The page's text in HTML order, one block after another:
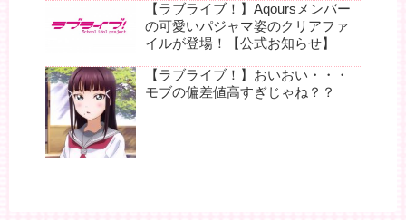
【ラブライブ！】Aqoursメンバー
の可愛いパジャマ姿のクリアファ
イルが登場！【公式お知らせ】
【ラブライブ！】おいおい・・・
モブの偏差値高すぎじゃね？？